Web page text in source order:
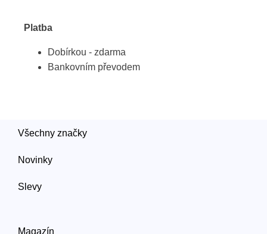
Platba
Dobírkou - zdarma
Bankovním převodem
Všechny značky
Novinky
Slevy
Magazín